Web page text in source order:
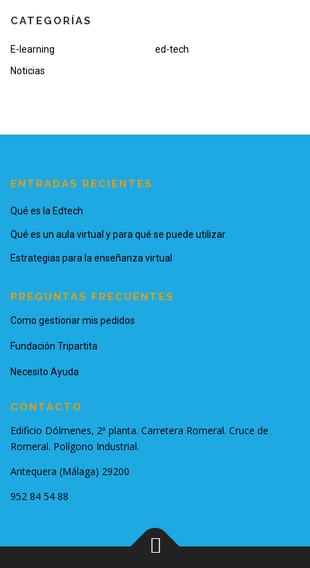
CATEGORÍAS
E-learning
ed-tech
Noticias
ENTRADAS RECIENTES
Qué es la Edtech
Qué es un aula virtual y para qué se puede utilizar
Estrategias para la enseñanza virtual
PREGUNTAS FRECUENTES
Como gestionar mis pedidos
Fundación Tripartita
Necesito Ayuda
CONTACTO
Edificio Dólmenes, 2ª planta. Carretera Romeral. Cruce de
Romeral. Polígono Industrial.
Antequera (Málaga) 29200
952 84 54 88